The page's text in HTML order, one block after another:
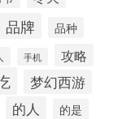
品牌
品种
手机 攻略
梦幻西游
的人 的是